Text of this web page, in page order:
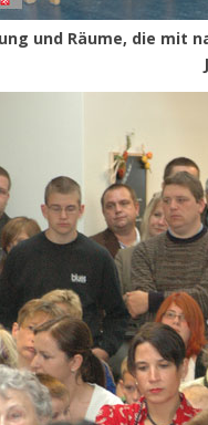
und Räume, die mit